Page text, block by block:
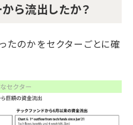
ら流出したか？
たのかをセクターごとに確